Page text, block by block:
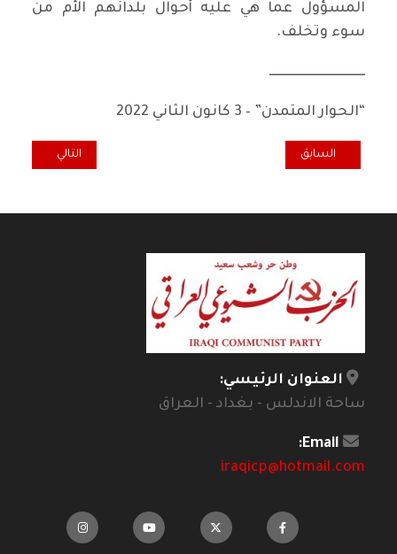
المسؤول عما هي عليه أحوال بلدانهم الأم من
سوء وتخلف.
ــــــــــــــــــــــــــــــــــــ
“الحوار المتمدن” – 3 كانون الثاني 2022
المقال السابق: فلاسفة ومفكرون.. محمد اركون (1928 - 2010)
السابق المقال التالي:
التالي
العنوان الرئيسي:
ساحة الاندلس - بغداد - العراق
Email:
iraqicp@hotmail.com